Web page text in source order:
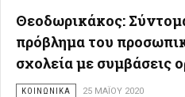
Θεοδωρικάκος:
πρόβλημα του
σχολεία με συμβάσεις
ΚΟΙΝΩΝΙΚΑ 25 ΜΑΪ́ΟΥ 2020